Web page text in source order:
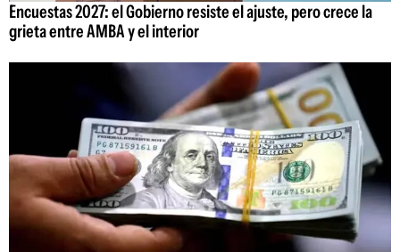
Encuestas 2027: el Gobierno resiste el ajuste, pero crece la
grieta entre AMBA y el interior